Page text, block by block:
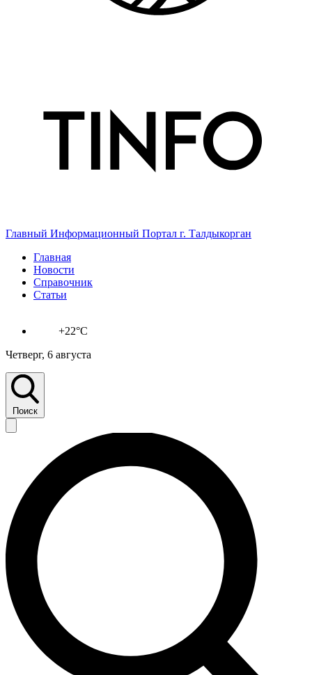
Главный Информационный Портал г. Талдыкорган
Главная
Новости
Справочник
Статьи
+22°C
Четверг, 6 августа
Поиск